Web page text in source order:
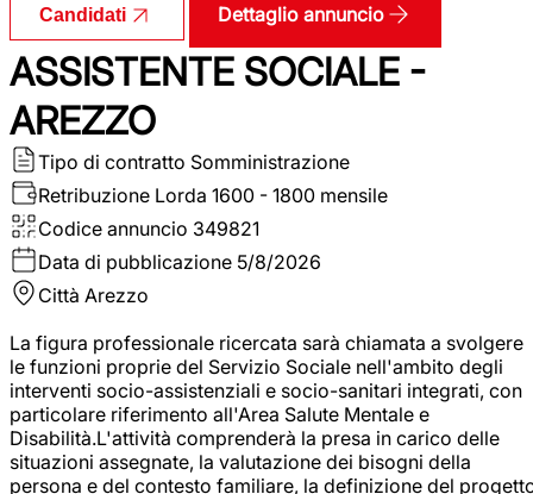
Candidati Dettaglio annuncio
ASSISTENTE SOCIALE -
AREZZO
Tipo di contratto Somministrazione
Retribuzione Lorda 1600 - 1800 mensile
Codice annuncio 349821
Data di pubblicazione 5/8/2026
Città Arezzo
La figura professionale ricercata sarà chiamata a svolgere
le funzioni proprie del Servizio Sociale nell'ambito degli
interventi socio-assistenziali e socio-sanitari integrati, con
particolare riferimento all'Area Salute Mentale e
Disabilità.L'attività comprenderà la presa in carico delle
situazioni assegnate, la valutazione dei bisogni della
persona e del contesto familiare, la definizione del